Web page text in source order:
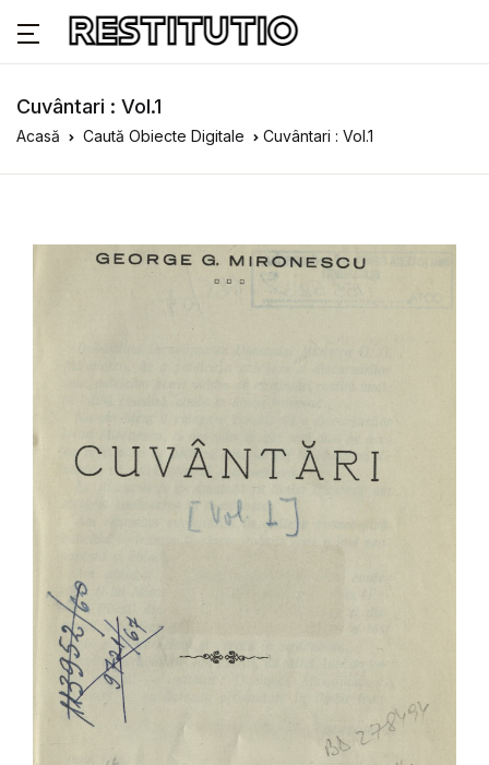
Cuvântari : Vol.1
Acasă Caută Obiecte Digitale Cuvântari : Vol.1